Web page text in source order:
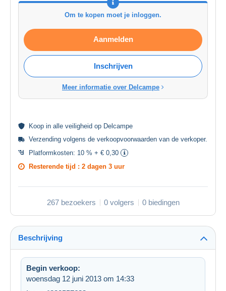
Om te kopen moet je inloggen.
Aanmelden
Inschrijven
Meer informatie over Delcampe
Koop in alle veiligheid op Delcampe
Verzending volgens de verkoopvoorwaarden van de verkoper.
Platformkosten: 10 % + € 0,30
Resterende tijd : 2 dagen 3 uur
267 bezoekers 0 volgers 0 biedingen
Beschrijving
Begin verkoop:
woensdag 12 juni 2013 om 14:33